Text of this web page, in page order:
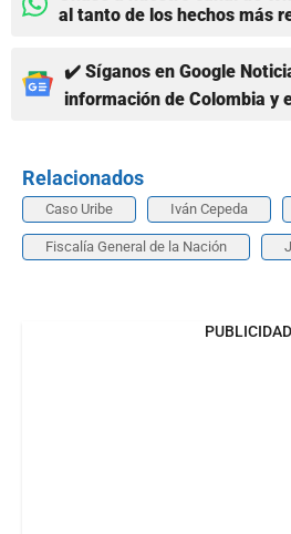
al tanto de los hechos más
✔️ Síganos en Google
información de Colombia y
Relacionados
Caso Uribe Iván Cepeda
Fiscalía General de la Nación
PUBLICIDAD